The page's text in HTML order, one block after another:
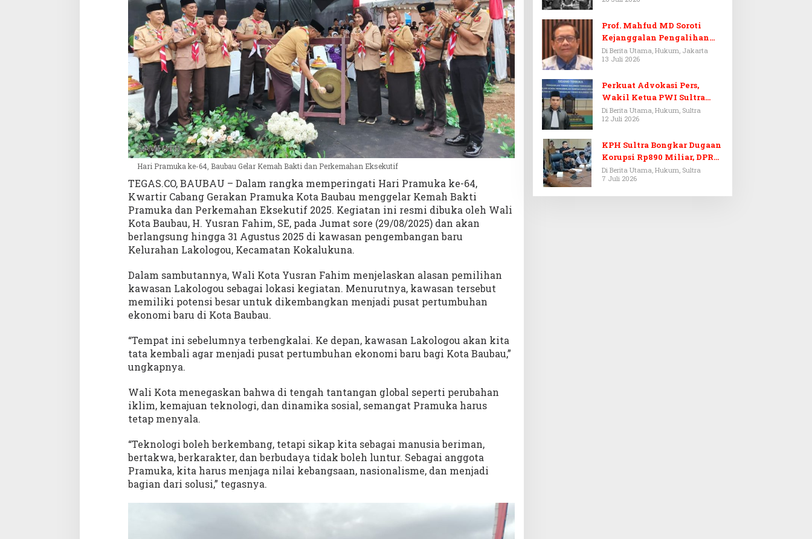
m
a
h
B
a
k
t
i
d
a
n
P
e
r
e
m
a
h
a
n
k
s
e
u
i
f
Hari Pramuka ke-64, Baubau Gelar Kemah Bakti dan Perkemahan Eksekutif
TEGAS.CO, BAUBAU – Dalam rangka memperingati Hari Pramuka ke-64,
Kwartir Cabang Gerakan Pramuka Kota Baubau menggelar Kemah Bakti
Pramuka dan Perkemahan Eksekutif 2025. Kegiatan ini resmi dibuka oleh Wali
Kota Baubau, H. Yusran Fahim, SE, pada Jumat sore (29/08/2025) dan akan
berlangsung hingga 31 Agustus 2025 di kawasan pengembangan baru
Kelurahan Lakologou, Kecamatan Kokalukuna.
Dalam sambutannya, Wali Kota Yusran Fahim menjelaskan alasan pemilihan
kawasan Lakologou sebagai lokasi kegiatan. Menurutnya, kawasan tersebut
memiliki potensi besar untuk dikembangkan menjadi pusat pertumbuhan
ekonomi baru di Kota Baubau.
“Tempat ini sebelumnya terbengkalai. Ke depan, kawasan Lakologou akan kita
tata kembali agar menjadi pusat pertumbuhan ekonomi baru bagi Kota Baubau,”
ungkapnya.
Wali Kota menegaskan bahwa di tengah tantangan global seperti perubahan
iklim, kemajuan teknologi, dan dinamika sosial, semangat Pramuka harus
tetap menyala.
“Teknologi boleh berkembang, tetapi sikap kita sebagai manusia beriman,
bertakwa, berkarakter, dan berbudaya tidak boleh luntur. Sebagai anggota
Pramuka, kita harus menjaga nilai kebangsaan, nasionalisme, dan menjadi
bagian dari solusi,” tegasnya.
Prof. Mahfud MD Soroti
Kejanggalan Pengalihan
Penyelidikan Tersangka
Febrie Adriansyah
Di Berita Utama, Hukum, Jakarta
13 Juli 2026
Perkuat Advokasi Pers,
Wakil Ketua PWI Sultra
Resmi Dilantik Menjadi
Advokat PERADI
Di Berita Utama, Hukum, Sultra
12 Juli 2026
KPH Sultra Bongkar Dugaan
Korupsi Rp890 Miliar, DPRD
Sultra Gelar RDP
Di Berita Utama, Hukum, Sultra
7 Juli 2026